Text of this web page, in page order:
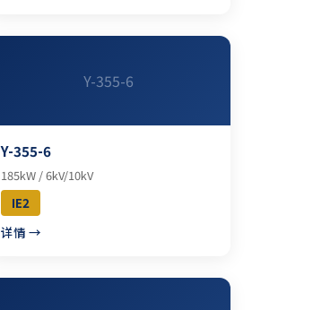
Y-355-6
Y-355-6
185kW / 6kV/10kV
IE2
详情 →